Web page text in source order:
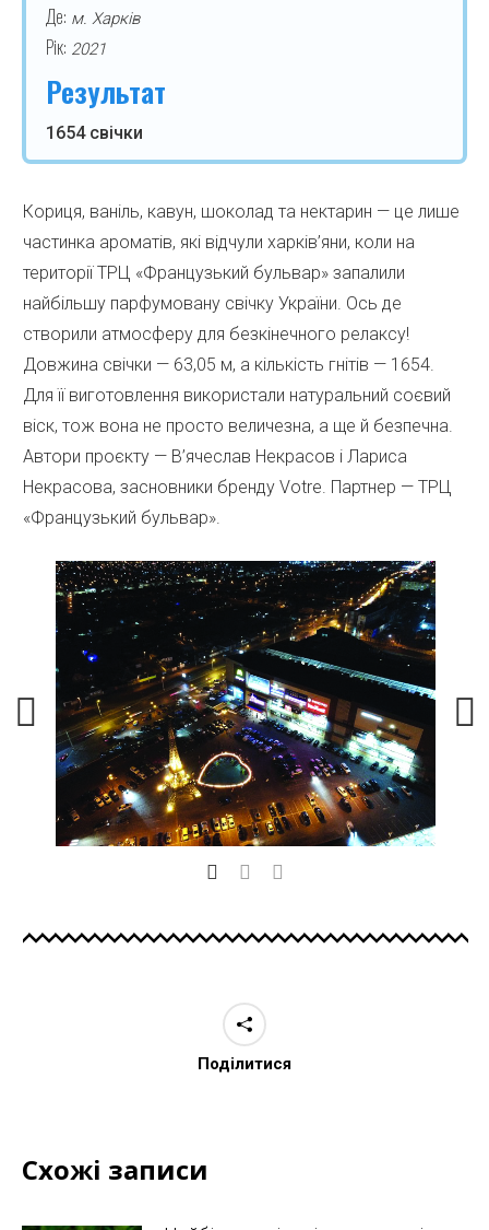
Де: м. Харків
Рік: 2021
Результат
1654 свічки
Кориця, ваніль, кавун, шоколад та нектарин — це лише
частинка ароматів, які відчули харків’яни, коли на
території ТРЦ «Французький бульвар» запалили
найбільшу парфумовану свічку України. Ось де
створили атмосферу для безкінечного релаксу!
Довжина свічки — 63,05 м, а кількість гнітів — 1654.
Для її виготовлення використали натуральний соєвий
віск, тож вона не просто величезна, а ще й безпечна.
Автори проєкту — В’ячеслав Некрасов і Лариса
Некрасова, засновники бренду Votre. Партнер — ТРЦ
«Французький бульвар».
Поділитися
Схожі записи